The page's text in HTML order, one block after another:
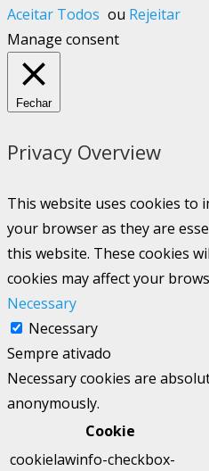
Aceitar Todos ou Rejeitar
Manage consent
Fechar
Privacy Overview
This website uses cookies to
your browser as they are
this website. These cookies
cookies may affect your
Necessary
Necessary
Sempre ativado
Necessary cookies are
anonymously.
Cookie
cookielawinfo-checkbox-